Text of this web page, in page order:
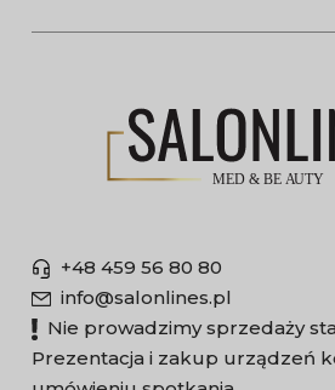
+48 459 56 80 80
info@salonlines.pl
Nie prowadzimy sprzedaży
Prezentacja i zakup urządzeń